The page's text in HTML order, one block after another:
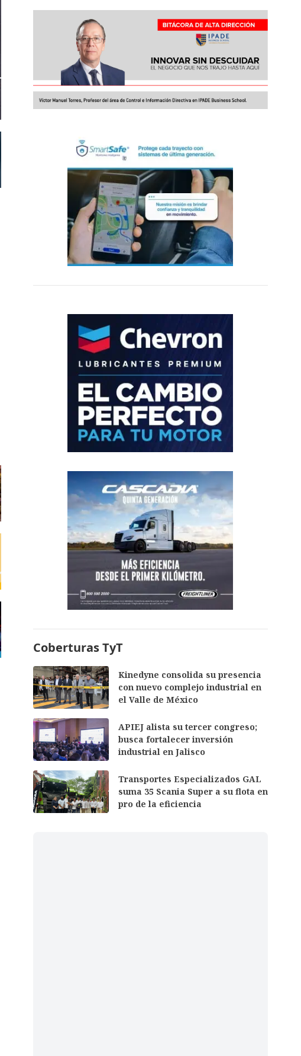
Coberturas TyT
Kinedyne consolida su presencia
con nuevo complejo industrial en
el Valle de México
APIEJ alista su tercer congreso;
busca fortalecer inversión
industrial en Jalisco
Transportes Especializados GAL
suma 35 Scania Super a su flota en
pro de la eficiencia